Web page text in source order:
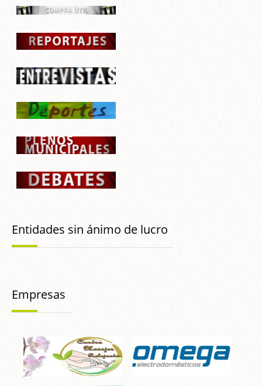
Entidades sin ánimo de lucro
Empresas